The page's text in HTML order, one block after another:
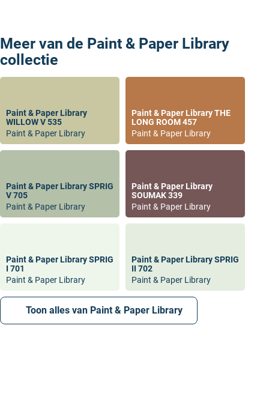
Meer van de Paint & Paper Library
collectie
Paint & Paper Library
WILLOW V 535
Paint & Paper Library
Paint & Paper Library THE
LONG ROOM 457
Paint & Paper Library
Paint & Paper Library SPRIG
V 705
Paint & Paper Library
Paint & Paper Library
SOUMAK 339
Paint & Paper Library
Paint & Paper Library SPRIG
I 701
Paint & Paper Library
Paint & Paper Library SPRIG
II 702
Paint & Paper Library
Toon alles van Paint & Paper Library